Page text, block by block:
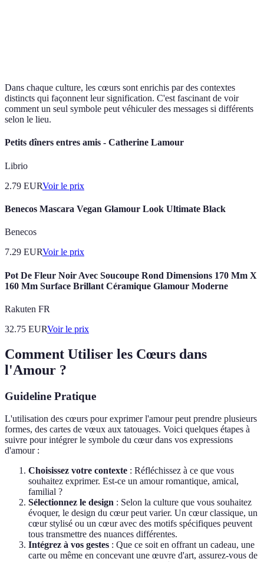
Dans chaque culture, les cœurs sont enrichis par des contextes
distincts qui façonnent leur signification. C'est fascinant de voir
comment un seul symbole peut véhiculer des messages si différents
selon le lieu.
Petits dîners entres amis - Catherine Lamour
Librio
2.79 EURVoir le prix
Benecos Mascara Vegan Glamour Look Ultimate Black
Benecos
7.29 EURVoir le prix
Pot De Fleur Noir Avec Soucoupe Rond Dimensions 170 Mm X
160 Mm Surface Brillant Céramique Glamour Moderne
Rakuten FR
32.75 EURVoir le prix
Comment Utiliser les Cœurs dans
l'Amour ?
Guideline Pratique
L'utilisation des cœurs pour exprimer l'amour peut prendre plusieurs
formes, des cartes de vœux aux tatouages. Voici quelques étapes à
suivre pour intégrer le symbole du cœur dans vos expressions
d'amour :
Choisissez votre contexte : Réfléchissez à ce que vous
souhaitez exprimer. Est-ce un amour romantique, amical,
familial ?
Sélectionnez le design : Selon la culture que vous souhaitez
évoquer, le design du cœur peut varier. Un cœur classique, un
cœur stylisé ou un cœur avec des motifs spécifiques peuvent
tous transmettre des nuances différentes.
Intégrez à vos gestes : Que ce soit en offrant un cadeau, une
carte ou même en concevant une œuvre d'art, assurez-vous de